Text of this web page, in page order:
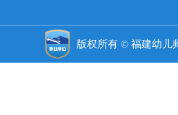
版权所有 © 福建幼儿